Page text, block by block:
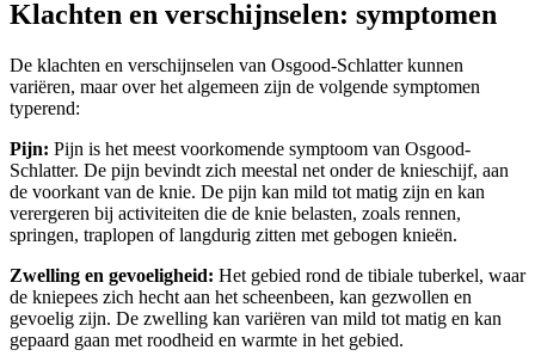
Klachten en verschijnselen: symptomen
De klachten en verschijnselen van Osgood-Schlatter kunnen
variëren, maar over het algemeen zijn de volgende symptomen
typerend:
Pijn: Pijn is het meest voorkomende symptoom van Osgood-
Schlatter. De pijn bevindt zich meestal net onder de knieschijf, aan
de voorkant van de knie. De pijn kan mild tot matig zijn en kan
verergeren bij activiteiten die de knie belasten, zoals rennen,
springen, traplopen of langdurig zitten met gebogen knieën.
Zwelling en gevoeligheid: Het gebied rond de tibiale tuberkel, waar
de kniepees zich hecht aan het scheenbeen, kan gezwollen en
gevoelig zijn. De zwelling kan variëren van mild tot matig en kan
gepaard gaan met roodheid en warmte in het gebied.